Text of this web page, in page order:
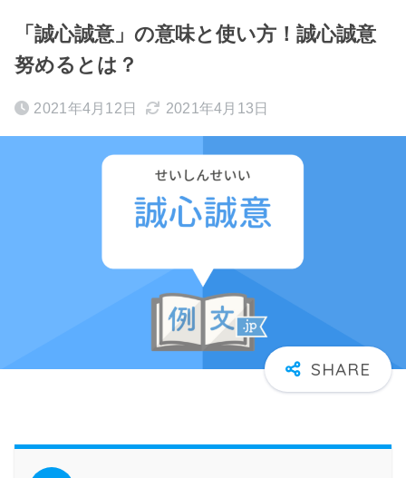
「誠心誠意」の意味と使い方！誠心誠意
努めるとは？
2021年4月12日 2021年4月13日